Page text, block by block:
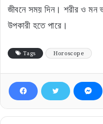
জীবনে সময় দিন। শরীর ও মন
উপকারী হতে পারে।
Tags Horoscope